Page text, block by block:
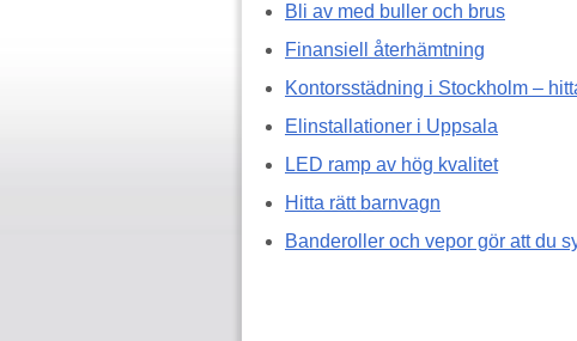
Bli av med buller och brus
Finansiell återhämtning
Kontorsstädning i Stockholm –
Elinstallationer i Uppsala
LED ramp av hög kvalitet
Hitta rätt barnvagn
Banderoller och vepor gör att du